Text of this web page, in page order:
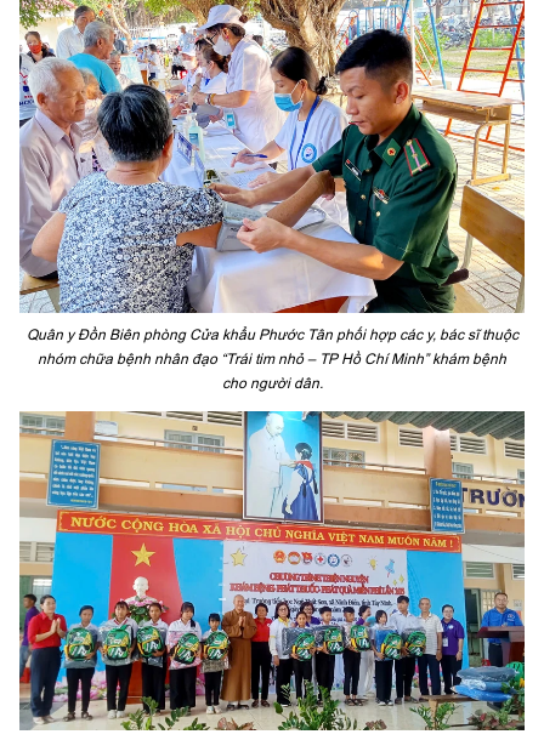
Quân y Đồn Biên phòng Cửa khẩu Phước Tân phối hợp các y, bác sĩ thuộc
nhóm chữa bệnh nhân đạo “Trái tim nhỏ – TP Hồ Chí Minh” khám bệnh
cho người dân.